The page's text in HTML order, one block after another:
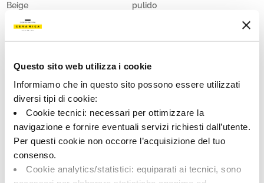
Questo sito web utilizza i cookie
Informiamo che in questo sito possono essere utilizzati
diversi tipi di cookie:
Cookie tecnici: necessari per ottimizzare la
navigazione e fornire eventuali servizi richiesti dall’utente.
Per questi cookie non occorre l’acquisizione del tuo
consenso.
Cookie analytics/statistici: equiparati ai tecnici, sono
Beige
Tipo:
120.0x120.0
pulido
MQ
Share: